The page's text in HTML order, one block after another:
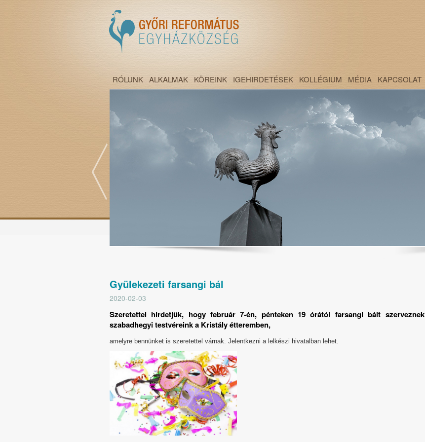
RÓLUNK ALKALMAK KÖREINK IGEHIRDETÉSEK KOLLÉGIUM MÉDIA KAPCSOLAT
Gyülekezeti farsangi bál
2020-02-03
Szeretettel hirdetjük, hogy február 7-én, pénteken 19 órától farsangi bált szerveznek
szabadhegyi testvéreink a Kristály étteremben,
amelyre bennünket is szeretettel várnak. Jelentkezni a lelkészi hivatalban lehet.